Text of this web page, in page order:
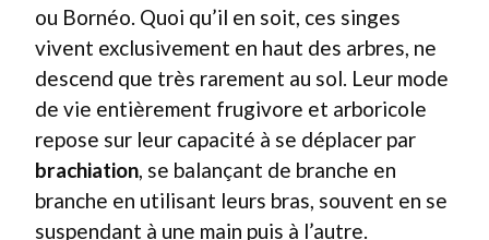
ou Bornéo. Quoi qu’il en soit, ces singes
vivent exclusivement en haut des arbres, ne
descend que très rarement au sol. Leur mode
de vie entièrement frugivore et arboricole
repose sur leur capacité à se déplacer par
brachiation, se balançant de branche en
branche en utilisant leurs bras, souvent en se
suspendant à une main puis à l’autre.